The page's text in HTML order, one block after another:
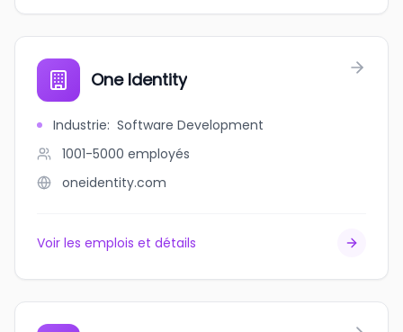
One Identity
Industrie: Software Development
1001-5000 employés
oneidentity.com
Voir les emplois et détails